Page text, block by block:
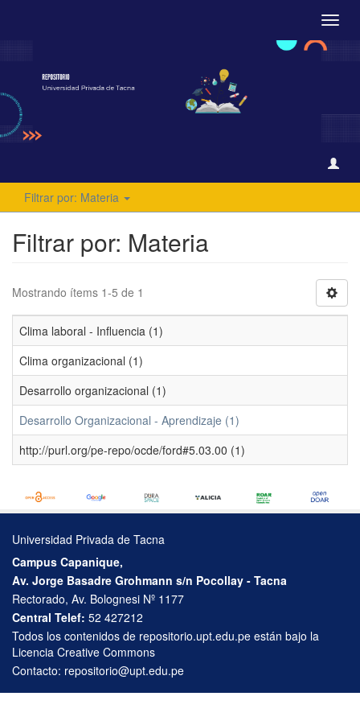
Filtrar por: Materia
Filtrar por: Materia
Mostrando ítems 1-5 de 1
Clima laboral - Influencia (1)
Clima organizacional (1)
Desarrollo organizacional (1)
Desarrollo Organizacional - Aprendizaje (1)
http://purl.org/pe-repo/ocde/ford#5.03.00 (1)
Universidad Privada de Tacna
Campus Capanique,
Av. Jorge Basadre Grohmann s/n Pocollay - Tacna
Rectorado, Av. Bolognesi Nº 1177
Central Telef: 52 427212
Todos los contenidos de repositorio.upt.edu.pe están bajo la
Licencia Creative Commons
Contacto: repositorio@upt.edu.pe